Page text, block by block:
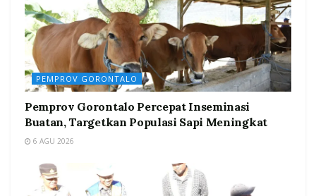
PEMPROV GORONTALO
Pemprov Gorontalo Percepat Inseminasi
Buatan, Targetkan Populasi Sapi Meningkat
6 AGU 2026